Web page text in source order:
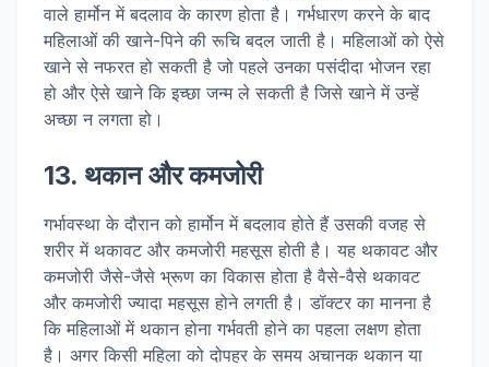
वाले हार्मोन में बदलाव के कारण होता है। गर्भधारण करने के बाद
महिलाओं की खाने-पिने की रूचि बदल जाती है। महिलाओं को ऐसे
खाने से नफरत हो सकती है जो पहले उनका पसंदीदा भोजन रहा
हो और ऐसे खाने कि इच्छा जन्म ले सकती है जिसे खाने में उन्हें
अच्छा न लगता हो।
13. थकान और कमजोरी
गर्भावस्था के दौरान को हार्मोन में बदलाव होते हैं उसकी वजह से
शरीर में थकावट और कमजोरी महसूस होती है। यह थकावट और
कमजोरी जैसे-जैसे भ्रूण का विकास होता है वैसे-वैसे थकावट
और कमजोरी ज्यादा महसूस होने लगती है। डॉक्टर का मानना है
कि महिलाओं में थकान होना गर्भवती होने का पहला लक्षण होता
है। अगर किसी महिला को दोपहर के समय अचानक थकान या